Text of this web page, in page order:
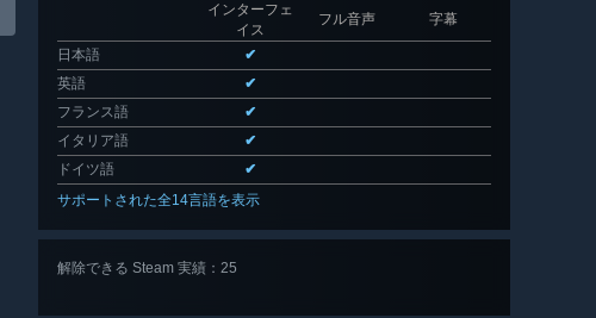
インターフェ
イス
フル音声 字幕
日本語
✔
英語
✔
フランス語
✔
イタリア語
✔
ドイツ語
✔
サポートされた全14言語を表示
解除できる Steam 実績：25